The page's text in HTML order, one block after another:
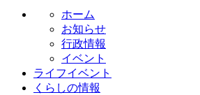
ホーム
お知らせ
行政情報
イベント
ライフイベント
くらしの情報